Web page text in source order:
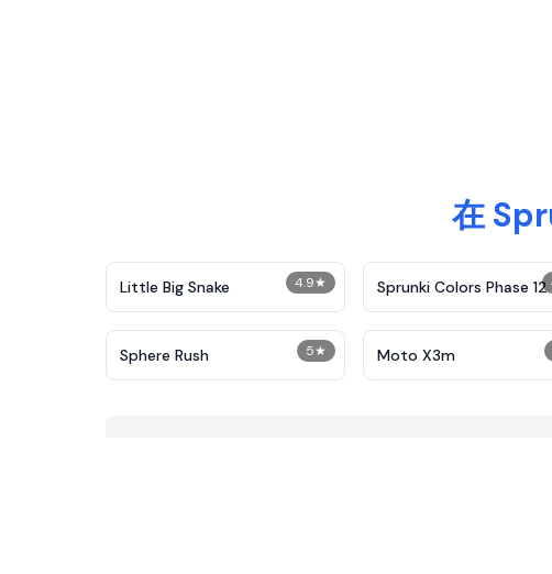
在
4.9★
Little Big Snake Sprunki Colors Phase 12
5★
Sphere Rush Moto X3m